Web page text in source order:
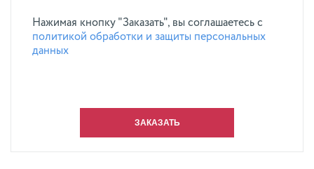
Нажимая кнопку "Заказать", вы соглашаетесь с
политикой обработки и защиты персональных
данных